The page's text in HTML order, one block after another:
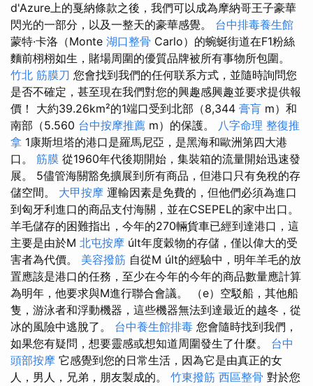
d'Azure上的戛納條款之後，我們可以成為摩納哥王子豪華
閃光的一部分，以及一整天的豪華感覺。 台中排毒養生館
蒙特·卡洛（Monte 湖口整骨 Carlo）的蜿蜒街道在F1粉絲
麵前栩栩如生，賭場周圍的優質品牌被所有事物所包圍。
竹北 筋膜刀 您會找到我們的任何联系方式，並隨時詢問您
是否不確定，甚至現在我們對您的興趣感興趣並要求提供報
價！ 大約39.26km²的1端口受到北部（8,344 膏肓 m）和
南部（5.560 台中按摩推薦 m）的保護。 八字命理 整復推
拿 1康斯坦塔的港口是羅馬尼亞，是黑海和歐洲第四大港
口。 筋膜 從1960年代後期開始，集裝箱的流量開始迅速發
展。 5儘管海關豁免擴展到所有商品，但港口只有免稅的存
儲空間。 大甲按摩 運輸因素是免費的，但他們必須為進口
到匈牙利進口的商品支付海關，並在CSEPEL的家中出口。
羊毛儲存的困難指出，今年的270輛貨車已經到達港口，這
主要是由於M 北屯按摩 últ年度穀物的存儲，僅以偉大的受
害者為代價。 美容撥筋 自從M últ的經驗中，明年羊毛的放
置應該是港口的任務，至少在今年的今年的商品數量應計算
為明年，他要求與M進行聯合會議。 （e）空駁船，其他船
隻，游泳者和浮動機器，這些機器無法到達最近的越冬，從
冰的風險中逃脫了。 台中養生館排毒 您會隨時找到我們，
如果您有疑問，想要靈感或想知道周圍發生了什麼。 台中
頭部按摩 它感覺到您的日常生活，因為它是由真正的女
人，男人，兄弟，朋友製成的。 竹東撥筋 西區整骨 對於您